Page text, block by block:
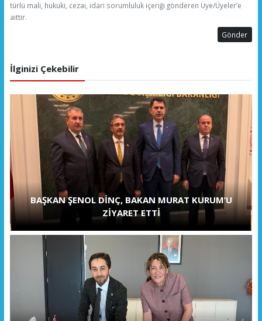
türlü mali, hukuki, cezai, idari sorumluluk içeriği gönderen Üye/Üyeler’e
aittir.
Gönder
İlginizi Çekebilir
BAŞKAN ŞENOL DİNÇ, BAKAN MURAT KURUM’U
ZİYARET ETTİ